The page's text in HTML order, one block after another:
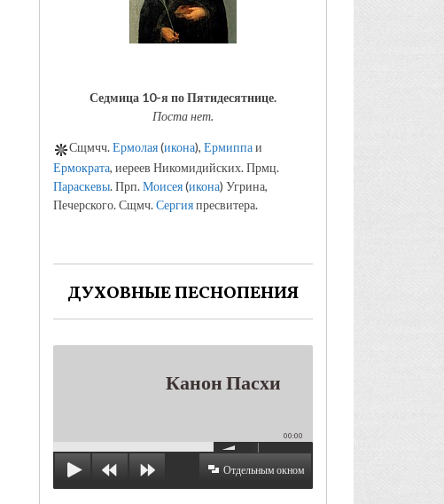
Седмица 10-я по Пятидесятнице.
Поста нет.
Сщмчч.Ермолая(икона), Ермиппаи
Ермократа, иереев Никомидийских. Прмц.
Параскевы. Прп.Моисея(икона) Угрина,
Печерского. Сщмч.Сергияпресвитера.
ДУХОВНЫЕ ПЕСНОПЕНИЯ
Канон Пасхи
00:00
Отдельным окном